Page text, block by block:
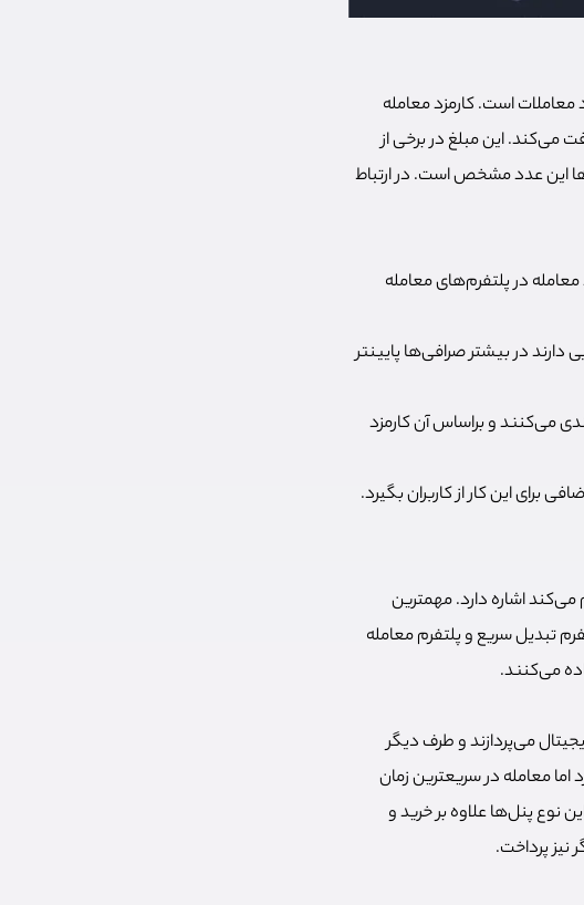
معاملات است. کارمزد معامله
می‌کند. این مبلغ در برخی از
این عدد مشخص است. در ارتباط
معامله در پلتفرم‌های معامله
دارند در بیشتر صرافی‌ها پایینتر
می‌کنند و براساس آن کارمزد
برای این کار از کاربران بگیرد.
می‌کند اشاره دارد. مهمترین
تبدیل سریع و پلتفرم معامله
می‌کنند.
می‌پردازند و طرف دیگر
اما معامله در سریعترین زمان
نوع پنل‌ها علاوه بر خرید و
نیز پرداخت.